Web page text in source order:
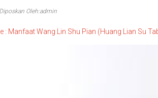
Diposkan Oleh:admin
: Manfaat Wang Lin Shu Pian (Huang Lian Su